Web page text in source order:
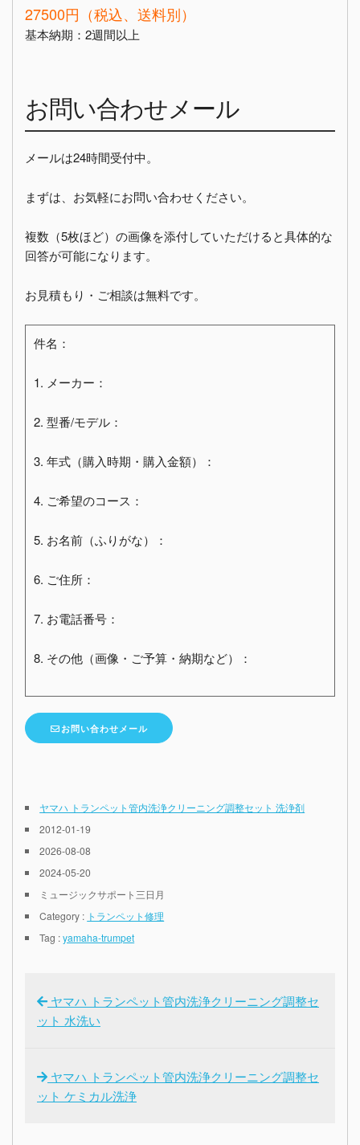
27500円（税込、送料別）
基本納期：2週間以上
お問い合わせメール
メールは24時間受付中。
まずは、お気軽にお問い合わせください。
複数（5枚ほど）の画像を添付していただけると具体的な
回答が可能になります。
お見積もり・ご相談は無料です。
件名：
1. メーカー：
2. 型番/モデル：
3. 年式（購入時期・購入金額）：
4. ご希望のコース：
5. お名前（ふりがな）：
6. ご住所：
7. お電話番号：
8. その他（画像・ご予算・納期など）：
お問い合わせメール
ヤマハ トランペット管内洗浄クリーニング調整セット 洗浄剤
2012-01-19
2026-08-08
2024-05-20
ミュージックサポート三日月
Category : トランペット修理
Tag :yamaha-trumpet
ヤマハ トランペット管内洗浄クリーニング調整セ
ット 水洗い
ヤマハ トランペット管内洗浄クリーニング調整セ
ット ケミカル洗浄